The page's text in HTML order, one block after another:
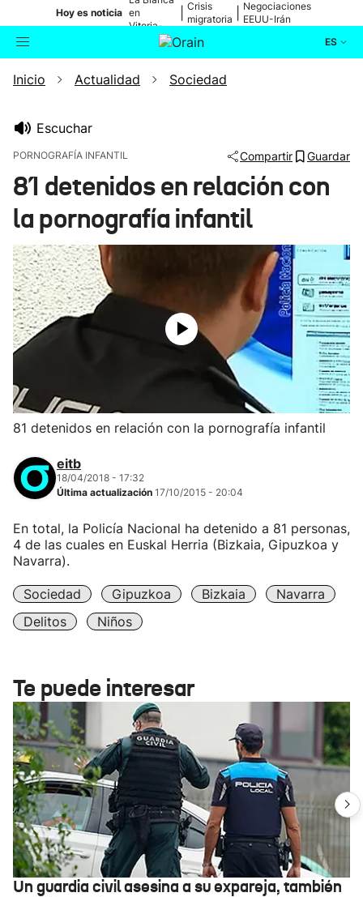
Hoy es noticia en
Vitoria-
Gasteiz
Crisis
migratoria
Negociaciones
EEUU-Irán
ES
Buscador Actualidad
Ikusmiran
Inicio Actualidad Sociedad
Escuchar
PORNOGRAFÍA INFANTIL Compartir Guardar
81 detenidos en relación con
la pornografía infantil
81 detenidos en relación con la pornografía infantil
eitb
18/04/2018 - 17:32
Última actualización 17/10/2015 - 20:04
En total, la Policía Nacional ha detenido a 81 personas,
4 de las cuales en Euskal Herria (Bizkaia, Gipuzkoa y
Navarra).
Sociedad Gipuzkoa Bizkaia
Navarra
Delitos
Niños
Te puede interesar
Un guardia civil asesina a su expareja, también